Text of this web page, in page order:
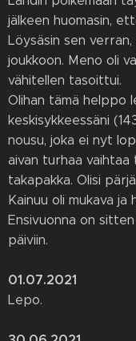
jälkeen huomasin,
Löysäsin sen
joukkoon. Meno oli
vähitellen tasoittui.
Olihan tämä helppo
keskisykkeessäni
nousu, joka ei nyt
aivan turhaa vaihtaa
takapakka. Olisi
Kainuu oli mukava
Ensivuonna on
päiviin.
01.07.2021
Lepo.